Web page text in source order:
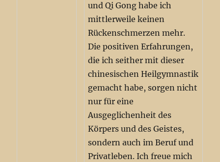
und Qi Gong habe ich
mittlerweile keinen
Rückenschmerzen mehr.
Die positiven Erfahrungen,
die ich seither mit dieser
chinesischen Heilgymnastik
gemacht habe, sorgen nicht
nur für eine
Ausgeglichenheit des
Körpers und des Geistes,
sondern auch im Beruf und
Privatleben. Ich freue mich